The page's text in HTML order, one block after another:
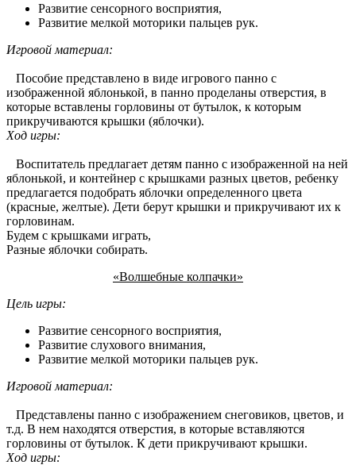
Развитие сенсорного восприятия,
Развитие мелкой моторики пальцев рук.
Игровой материал:
Пособие представлено в виде игрового панно с
изображенной яблонькой, в панно проделаны отверстия, в
которые вставлены горловины от бутылок, к которым
прикручиваются крышки (яблочки).
Ход игры:
Воспитатель предлагает детям панно с изображенной на ней
яблонькой, и контейнер с крышками разных цветов, ребенку
предлагается подобрать яблочки определенного цвета
(красные, желтые). Дети берут крышки и прикручивают их к
горловинам.
Будем с крышками играть,
Разные яблочки собирать.
«Волшебные колпачки»
Цель игры:
Развитие сенсорного восприятия,
Развитие слухового внимания,
Развитие мелкой моторики пальцев рук.
Игровой материал:
Представлены панно с изображением снеговиков, цветов, и
т.д. В нем находятся отверстия, в которые вставляются
горловины от бутылок. К дети прикручивают крышки.
Ход игры: